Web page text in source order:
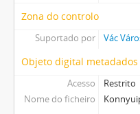
Zona do controlo
Suportado por Vác
Objeto digital metadados
Acesso
Restrito
Nome do ficheiro